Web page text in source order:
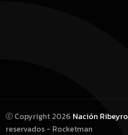
Copyright 2026 Nación Ribeyro
reservados - Rocketman